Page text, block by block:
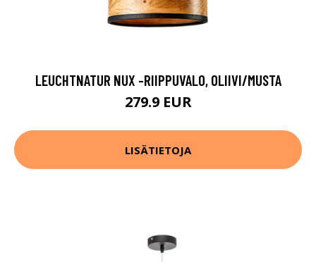
LEUCHTNATUR NUX -RIIPPUVALO, OLIIVI/MUSTA
279.9 EUR
LISÄTIETOJA